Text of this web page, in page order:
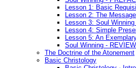
Lesson 1: Basic
Lesson 2: The
Lesson 3: Soul
Lesson 4: Simple
Lesson 5: An
Soul Winning -
The Doctrine of the Atonement
Basic Christology